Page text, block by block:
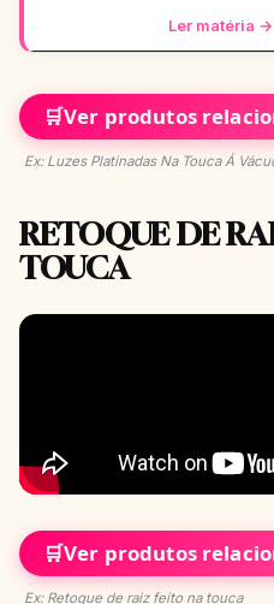
Vem ver como
Ler matéria →
🛒Ver produtos
Ex: Luzes Platinadas Na Touca Á
RETOQUE DE
TOUCA
🛒Ver produtos
Ex: Retoque de raiz feito na touca